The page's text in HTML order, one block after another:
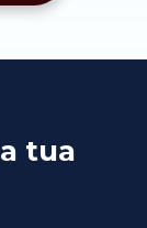
tua